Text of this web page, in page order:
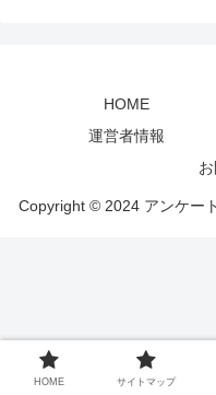
HOME
運営者情報
Copyright © 2024 アンケー
HOME サイトマップ